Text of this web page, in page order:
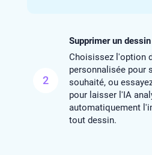
2
Supprimer un
Choisissez l'option
personnalisée pour
souhaité, ou
pour laisser l'IA
automatiquement
tout dessin.